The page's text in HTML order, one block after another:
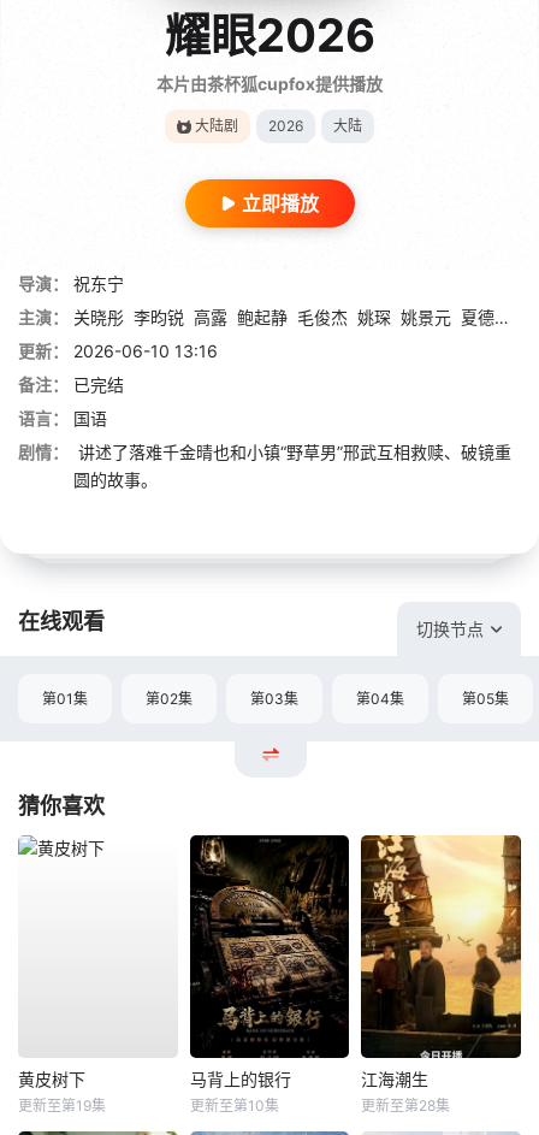
耀眼2026
本片由茶杯狐cupfox提供播放
大陆剧 2026 大陆
立即播放
导演：
祝东宁
主演：
关晓彤 李昀锐 高露 鲍起静 毛俊杰 姚琛 姚景元 夏德俊
更新：
2026-06-10 13:16
备注：
已完结
语言：
国语
剧情：
讲述了落难千金晴也和小镇“野草男”邢武互相救赎、破镜重
圆的故事。
在线观看 切换节点
第01集 第02集 第03集 第04集 第05集
猜你喜欢
黄皮树下
更新至第19集
马背上的银行
更新至第10集
江海潮生
更新至第28集